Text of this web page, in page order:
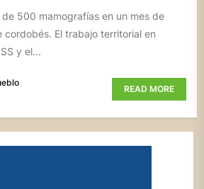
de 500 mamografías en un mes de
cordobés. El trabajo territorial en
y el...
READ MORE